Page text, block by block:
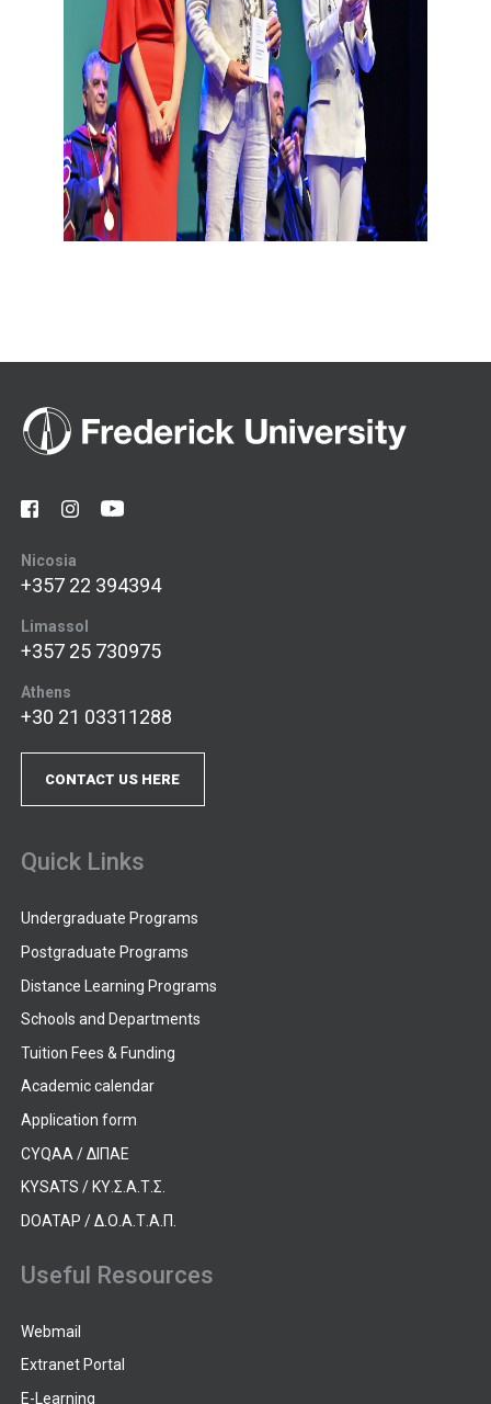
Nicosia
+357 22 394394
Limassol
+357 25 730975
Athens
+30 21 03311288
CONTACT US HERE
Quick Links
Undergraduate Programs
Postgraduate Programs
Distance Learning Programs
Schools and Departments
Tuition Fees & Funding
Academic calendar
Application form
CYQAA / ΔΙΠΑΕ
KYSATS / ΚΥ.Σ.Α.Τ.Σ.
DOATAP / Δ.Ο.Α.Τ.Α.Π.
Useful Resources
Webmail
Extranet Portal
E-Learning